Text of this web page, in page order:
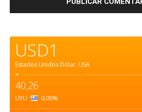
USD1
Estados Unidos Dólar. USA
=
40,26
UYU 0,00%